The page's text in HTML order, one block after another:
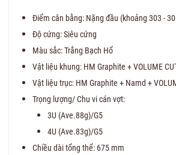
Điểm cân bằng: Nặng đầu (khoảng 303 -
Độ cứng: Siêu cứng
Màu sắc: Trắng Bạch Hổ
Vật liệu khung: HM Graphite + VOLUME
Vật liệu trục: HM Graphite + Namd +
Trọng lượng/ Chu vi cán vợt:
3U (Ave.88g)/G5
4U (Ave.83g)/G5
Chiều dài tổng thể: 675 mm